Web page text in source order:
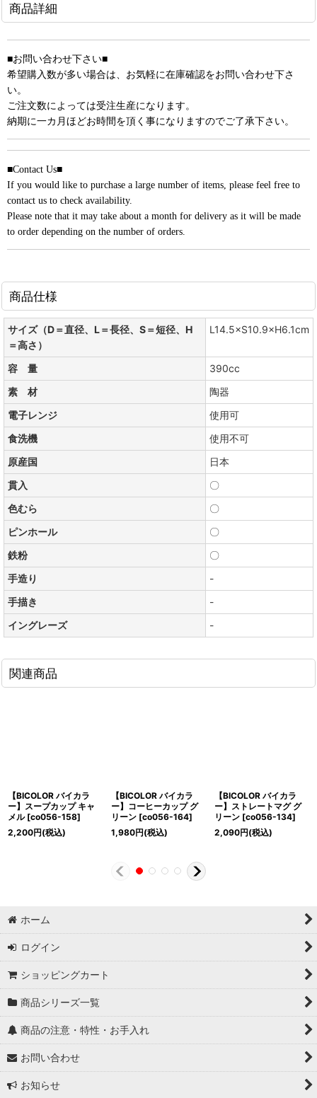
商品詳細
■お問い合わせ下さい■
希望購入数が多い場合は、お気軽に在庫確認をお問い合わせ下さ
い。
ご注文数によっては受注生産になります。
納期に一カ月ほどお時間を頂く事になりますのでご了承下さい。
■Contact Us■
If you would like to purchase a large number of items, please feel free to
contact us to check availability.
Please note that it may take about a month for delivery as it will be made
to order depending on the number of orders.
商品仕様
サイズ（D＝直径、L＝長径、S＝短径、H
＝高さ）
L14.5×S10.9×H6.1cm
容 量
390cc
素 材
陶器
電子レンジ
使用可
食洗機
使用不可
原産国
日本
貫入
〇
色むら
〇
ピンホール
〇
鉄粉
〇
手造り
-
手描き
-
イングレーズ
-
関連商品
【BICOLOR バイカラ
ー】スープカップ キャ
メル [co056-158]
2,200円(税込)
【BICOLOR バイカラ
ー】コーヒーカップ グ
リーン [co056-164]
1,980円(税込)
【BICOLOR バイカラ
ー】ストレートマグ グ
リーン [co056-134]
2,090円(税込)
ホーム
ログイン
ショッピングカート
商品シリーズ一覧
商品の注意・特性・お手入れ
お問い合わせ
お知らせ